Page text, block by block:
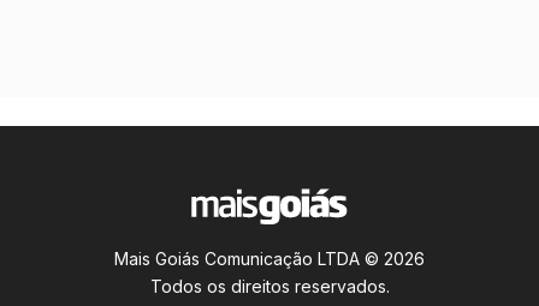
Mais Goiás Comunicação LTDA © 2026
Todos os direitos reservados.